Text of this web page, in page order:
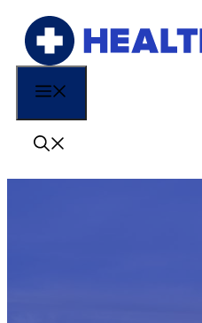
Sari
conținut